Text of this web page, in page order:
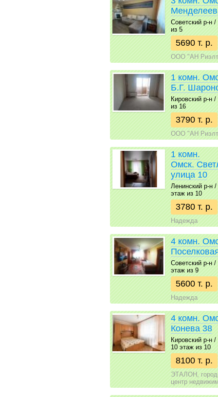
Советский р-н
из 5
5690 т. р.
ООО "АН
1 комн.
Б.Г.
Кировский р-н
из 16
3790 т. р.
ООО "АН
1 комн.
Омск.
улица 10
Ленинский р-н
этаж из 10
3780 т. р.
Надежда
4 комн.
Советский р-н
этаж из 9
5600 т. р.
Надежда
4 комн.
Конева 38
Кировский р-н
10 этаж из 10
8100 т. р.
ЭТАЛОН,
центр